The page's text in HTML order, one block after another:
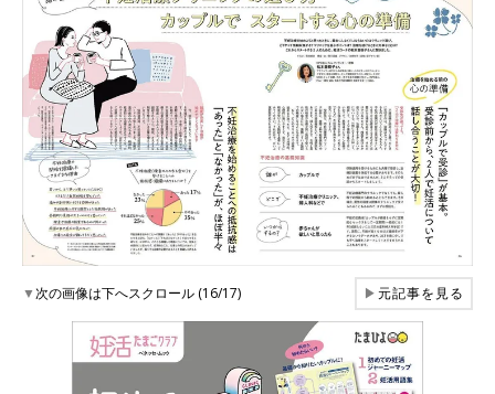
▼次の画像は下へスクロール (16/17) ▶元記事を見る